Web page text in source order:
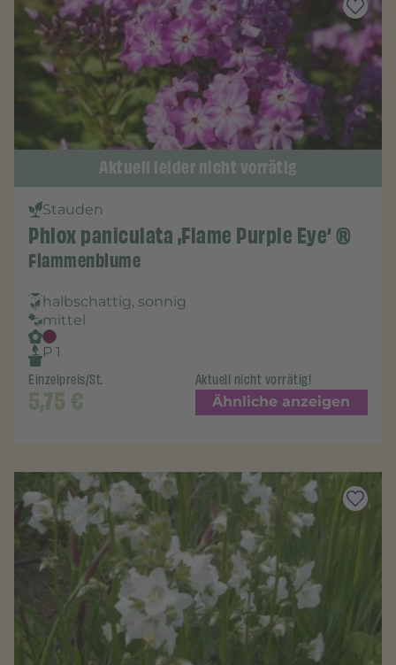
Aktuell leider nicht vorrätig
Stauden
Phlox paniculata ‚Flame Purple Eye‘ ®
Flammenblume
halbschattig, sonnig
mittel
P 1
Einzelpreis/St.
5,75€
Aktuell nicht vorrätig!
Ähnliche anzeigen